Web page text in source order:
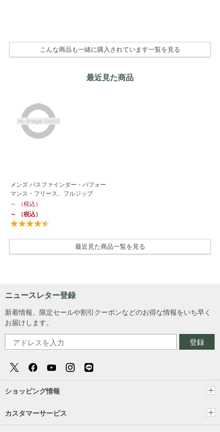
こんな商品も一緒に購入されています一覧を見る
最近見た商品
メンズ パスファインダー・パフォー
マンス・フリース、フルジップ
～
（税込）
～
（税込）
最近見た商品一覧を見る
ニュースレター登録
新着情報、限定セールや割引クーポンなどのお得な情報をいち早く
お届けします。
登録
ショッピング情報
カスタマーサービス